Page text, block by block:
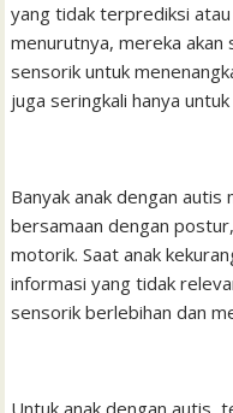
yang tidak terprediksi
menurutnya, mereka akan
sensorik untuk
juga seringkali hanya
Banyak anak dengan
bersamaan dengan
motorik. Saat anak
informasi yang tidak
sensorik berlebihan dan
Untuk anak dengan autis,